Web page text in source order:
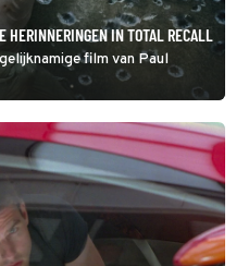
HERINNERINGEN IN TOTAL RECALL
film van Paul